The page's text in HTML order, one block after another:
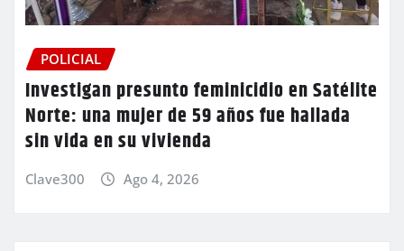
POLICIAL
Investigan presunto feminicidio en Satélite
Norte: una mujer de 59 años fue hallada
sin vida en su vivienda
Clave300 Ago 4, 2026